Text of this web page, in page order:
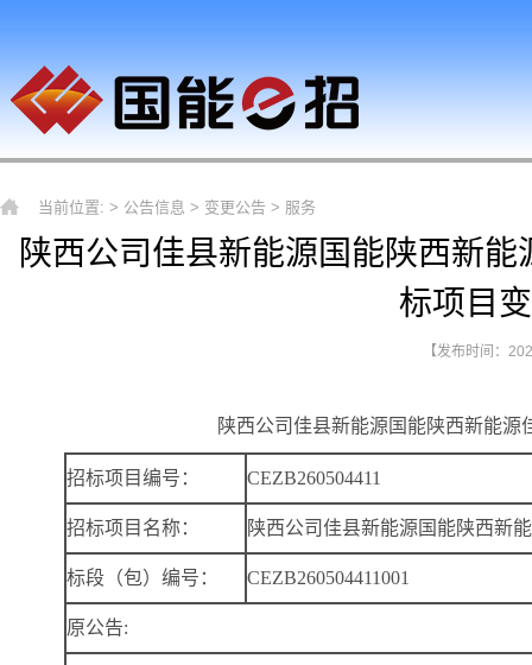
当前位置: > 公告信息 > 变更公告 > 服务
陕西公司佳县新能源国能陕西新
标项目
【发布时间：
陕西公司佳县新能源国能陕西新能
招标项目编号： CEZB260504411
招标项目名称： 陕西公司佳县新能源国能陕西新
标段（包）编号： CEZB260504411001
原公告: